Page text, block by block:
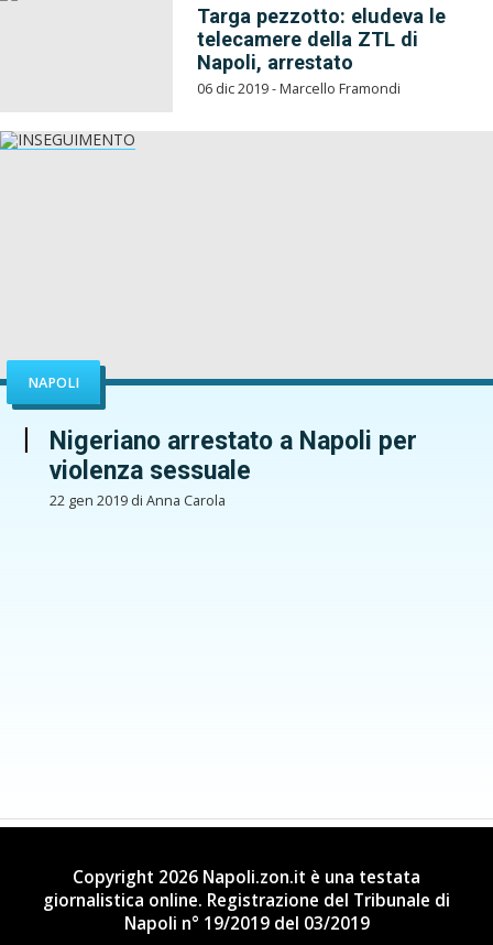
Targa pezzotto: eludeva le
telecamere della ZTL di
Napoli, arrestato
06 dic 2019 - Marcello Framondi
NAPOLI
Nigeriano arrestato a Napoli per
violenza sessuale
22 gen 2019 di Anna Carola
Copyright 2026 Napoli.zon.it è una testata
giornalistica online. Registrazione del Tribunale di
Napoli n° 19/2019 del 03/2019